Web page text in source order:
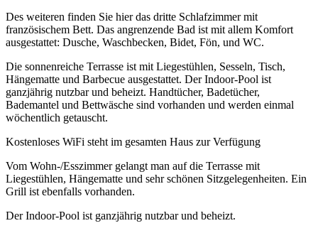
Des weiteren finden Sie hier das dritte Schlafzimmer mit
französischem Bett. Das angrenzende Bad ist mit allem Komfort
ausgestattet: Dusche, Waschbecken, Bidet, Fön, und WC.
Die sonnenreiche Terrasse ist mit Liegestühlen, Sesseln, Tisch,
Hängematte und Barbecue ausgestattet. Der Indoor-Pool ist
ganzjährig nutzbar und beheizt. Handtücher, Badetücher,
Bademantel und Bettwäsche sind vorhanden und werden einmal
wöchentlich getauscht.
Kostenloses WiFi steht im gesamten Haus zur Verfügung
Vom Wohn-/Esszimmer gelangt man auf die Terrasse mit
Liegestühlen, Hängematte und sehr schönen Sitzgelegenheiten. Ein
Grill ist ebenfalls vorhanden.
Der Indoor-Pool ist ganzjährig nutzbar und beheizt.